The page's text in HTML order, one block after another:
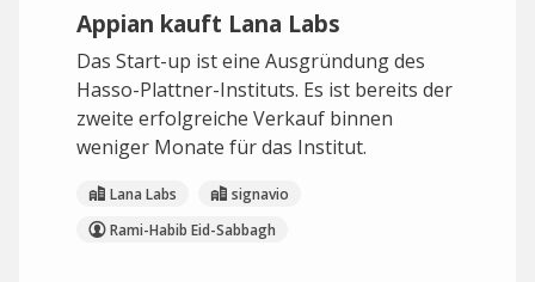
Appian kauft Lana Labs
Das Start-up ist eine Ausgründung des
Hasso-Plattner-Instituts. Es ist bereits der
zweite erfolgreiche Verkauf binnen
weniger Monate für das Institut.
Lana Labs
signavio
Rami-Habib Eid-Sabbagh